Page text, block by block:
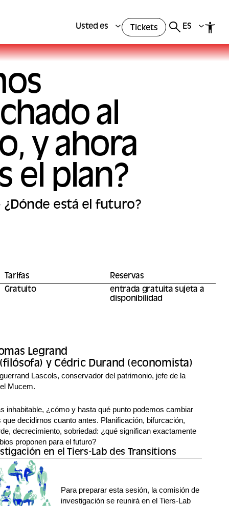
Usted es Tickets ES
al
y ahora
el plan?
¿Dónde está el futuro?
Tarifas
Gratuito
Reservas
entrada gratuita sujeta a
disponibilidad
Legrand
y Cédric Durand (economista)
Lascols, conservador del patrimonio, jefe de la
Mucem.
inhabitable, ¿cómo y hasta qué punto podemos cambiar
que decidirnos cuanto antes. Planificación, bifurcación,
decrecimiento, sobriedad: ¿qué significan exactamente
proponen para el futuro?
en el Tiers-Lab des Transitions
Para preparar esta sesión, la comisión de
investigación se reunirá en el Tiers-Lab